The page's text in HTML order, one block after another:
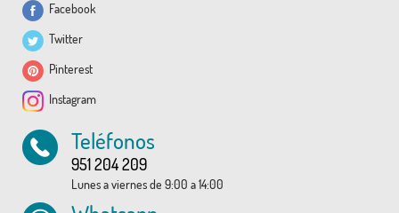
Facebook
Twitter
Pinterest
Instagram
Teléfonos
951 204 209
Lunes a viernes de 9:00 a 14:00